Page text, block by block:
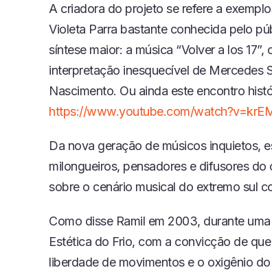
A criadora do projeto se refere a
Violeta Parra bastante conhecida pelo
síntese maior: a música “Volver a los
interpretação inesquecível de Mercedes
Nascimento. Ou ainda este encontro
https://www.youtube.com/
Da nova geração de músicos inquietos,
milongueiros, pensadores e difusores do
sobre o cenário musical do extremo sul
Como disse Ramil em 2003, durante
Estética do Frio, com a convicção de
liberdade de movimentos e o oxigênio